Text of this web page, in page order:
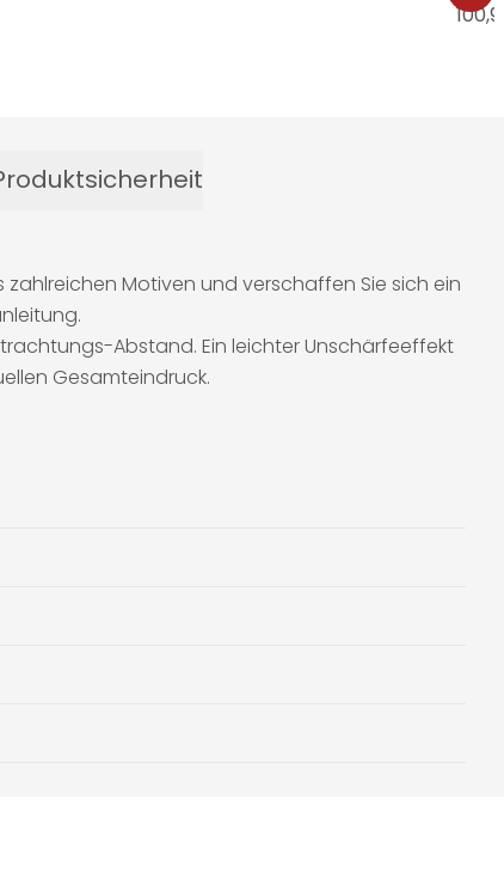
Motiven und verschaffen Sie sich ein
Abstand. Ein leichter Unschärfeeffekt
Gesamteindruck.